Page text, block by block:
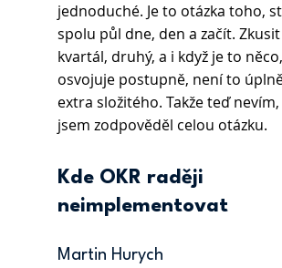
jednoduché. Je to otázka toho,
spolu půl dne, den a začít.
kvartál, druhý, a i když je to
osvojuje postupně, není to
extra složitého. Takže teď
jsem zodpověděl celou otázku.
Kde OKR raději
neimplementovat
Martin Hurych